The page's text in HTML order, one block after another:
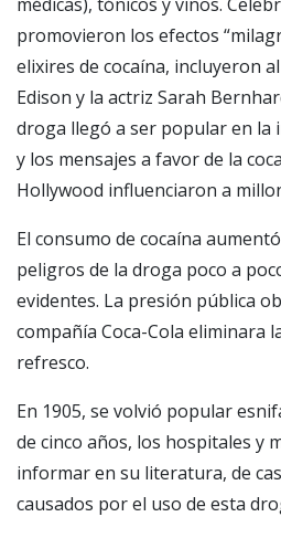
promovieron los efectos
elixires de cocaína, incluyeron
Edison y la actriz Sarah
droga llegó a ser popular en la
y los mensajes a favor de la
Hollywood influenciaron a
El consumo de cocaína
peligros de la droga poco a
evidentes. La presión pública
compañía Coca-Cola eliminara
refresco.
En 1905, se volvió popular
de cinco años, los hospitales y
informar en su literatura, de
causados por el uso de esta